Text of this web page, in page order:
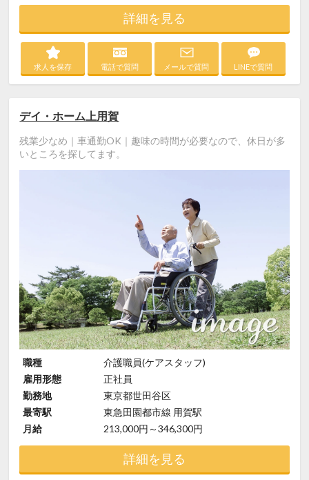
詳細を見る
求人を保存 電話で質問 メールで質問 LINEで質問
デイ・ホーム上用賀
残業少なめ｜車通勤OK｜趣味の時間が必要なので、休日が多
いところを探してます。
職種
介護職員(ケアスタッフ)
雇用形態
正社員
勤務地
東京都世田谷区
最寄駅
東急田園都市線 用賀駅
月給
213,000円～346,300円
詳細を見る